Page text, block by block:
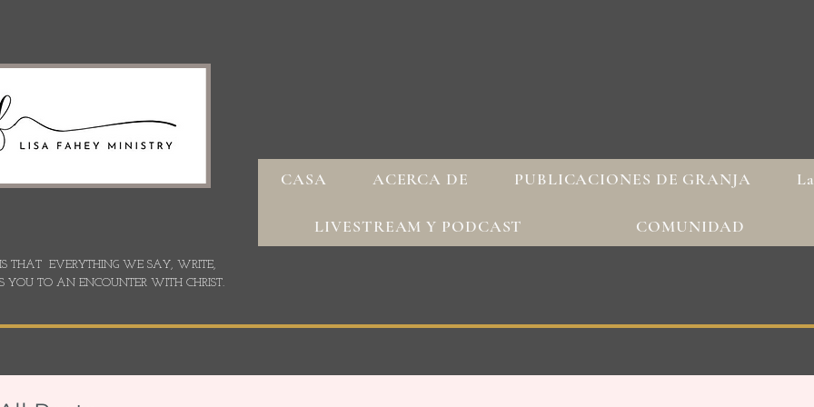
CASA ACERCA DE PUBLICACIONES DE GRANJA
LIVESTREAM Y PODCAST COMUNIDAD
IS THAT EVERYTHING WE SAY, WRITE,
YOU TO AN ENCOUNTER WITH CHRIST.